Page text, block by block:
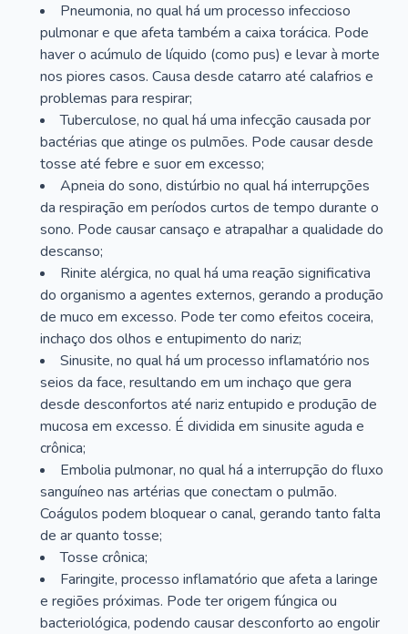
Pneumonia, no qual há um processo infeccioso
pulmonar e que afeta também a caixa torácica. Pode
haver o acúmulo de líquido (como pus) e levar à morte
nos piores casos. Causa desde catarro até calafrios e
problemas para respirar;
Tuberculose, no qual há uma infecção causada por
bactérias que atinge os pulmões. Pode causar desde
tosse até febre e suor em excesso;
Apneia do sono, distúrbio no qual há interrupções
da respiração em períodos curtos de tempo durante o
sono. Pode causar cansaço e atrapalhar a qualidade do
descanso;
Rinite alérgica, no qual há uma reação significativa
do organismo a agentes externos, gerando a produção
de muco em excesso. Pode ter como efeitos coceira,
inchaço dos olhos e entupimento do nariz;
Sinusite, no qual há um processo inflamatório nos
seios da face, resultando em um inchaço que gera
desde desconfortos até nariz entupido e produção de
mucosa em excesso. É dividida em sinusite aguda e
crônica;
Embolia pulmonar, no qual há a interrupção do fluxo
sanguíneo nas artérias que conectam o pulmão.
Coágulos podem bloquear o canal, gerando tanto falta
de ar quanto tosse;
Tosse crônica;
Faringite, processo inflamatório que afeta a laringe
e regiões próximas. Pode ter origem fúngica ou
bacteriológica, podendo causar desconforto ao engolir